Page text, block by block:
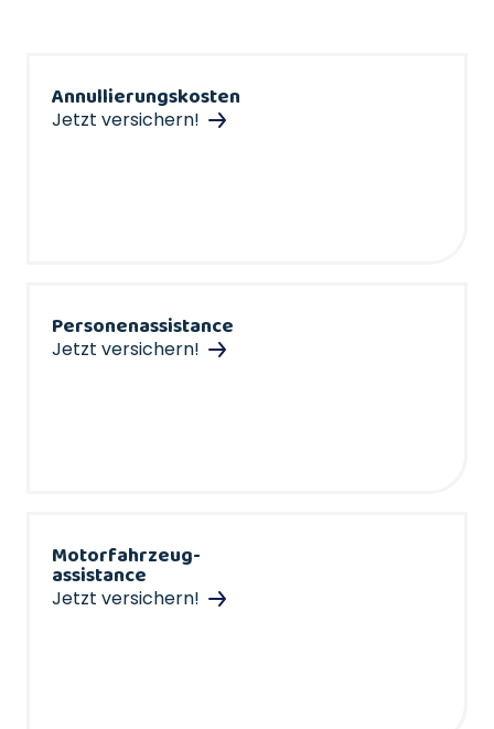
Annullierungskosten
Jetzt versichern!
Personenassistance
Jetzt versichern!
Motorfahrzeug-
assistance
Jetzt versichern!